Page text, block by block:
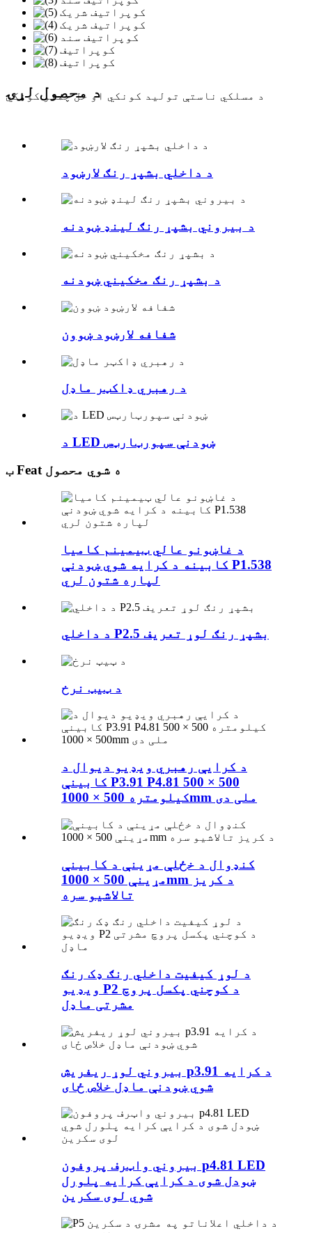
د محصول لړۍ
د مسلکي ناستې تولید کونکي او حل چمتو کونکي
د داخلي بشپړ رنګ لارښود
د بیروني بشپړ رنګ لینډ ښودنه
د بشپړ رنګ مخکیني ښودنه
شفافه لارښود ښوون
د رهبري ډاکټر ماډل
د LED ښودنې سپورټارټس
ب Feat ه شوي محصول
د غاښونو عالي ټیمینم کامیا
کابینه د کرایه شوي ښودنې P1.538
لپاره شتون لري
د داخلي P2.5 بشپړ رنګ لوړ تعریف
د ټیټ نرخ
د کرایې رهبري ویډیو دیوال د
کابینې P3.91 P4.81 500 × 500
کیلومتره 500 × 1000mm ملی دی
کنډوال د خځلې مړینې د کابینې
مړینې 500 × 1000mm د کريز
تالاشیو سره
د لوړ کیفیت داخلي رنګ ډک رنګ
ویډیو P2 د کوچني پکسل پروچ
مشرتی ماډل
بیروني لوړ ریفریش p3.91 د کرایه
شوي ښودنې ماډل خلاص ځای
بیروني واټرف پروفون p4.81 LED
ښودل شوی د کرایې کرایه پلورل
شوي لوی سکرین